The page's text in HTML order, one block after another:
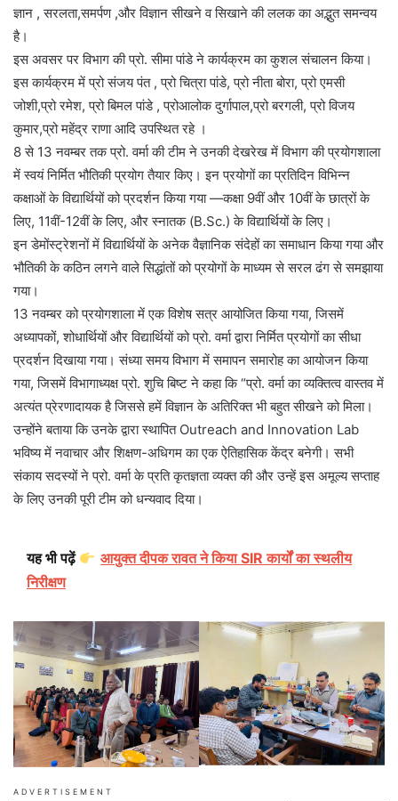
ज्ञान , सरलता,समर्पण ,और विज्ञान सीखने व सिखाने की ललक का अद्भुत समन्वय
है।
इस अवसर पर विभाग की प्रो. सीमा पांडे ने कार्यक्रम का कुशल संचालन किया।
इस कार्यक्रम में प्रो संजय पंत , प्रो चित्रा पांडे, प्रो नीता बोरा, प्रो एमसी
जोशी,प्रो रमेश, प्रो बिमल पांडे , प्रोआलोक दुर्गापाल,प्रो बरगली, प्रो विजय
कुमार,प्रो महेंद्र राणा आदि उपस्थित रहे ।
8 से 13 नवम्बर तक प्रो. वर्मा की टीम ने उनकी देखरेख में विभाग की प्रयोगशाला
में स्वयं निर्मित भौतिकी प्रयोग तैयार किए। इन प्रयोगों का प्रतिदिन विभिन्न
कक्षाओं के विद्यार्थियों को प्रदर्शन किया गया —कक्षा 9वीं और 10वीं के छात्रों के
लिए, 11वीं-12वीं के लिए, और स्नातक (B.Sc.) के विद्यार्थियों के लिए।
इन डेमोंस्ट्रेशनों में विद्यार्थियों के अनेक वैज्ञानिक संदेहों का समाधान किया गया और
भौतिकी के कठिन लगने वाले सिद्धांतों को प्रयोगों के माध्यम से सरल ढंग से समझाया
गया।
13 नवम्बर को प्रयोगशाला में एक विशेष सत्र आयोजित किया गया, जिसमें
अध्यापकों, शोधार्थियों और विद्यार्थियों को प्रो. वर्मा द्वारा निर्मित प्रयोगों का सीधा
प्रदर्शन दिखाया गया। संध्या समय विभाग में समापन समारोह का आयोजन किया
गया, जिसमें विभागाध्यक्ष प्रो. शुचि बिष्ट ने कहा कि “प्रो. वर्मा का व्यक्तित्व वास्तव में
अत्यंत प्रेरणादायक है जिससे हमें विज्ञान के अतिरिक्त भी बहुत सीखने को मिला।
उन्होंने बताया कि उनके द्वारा स्थापित Outreach and Innovation Lab
भविष्य में नवाचार और शिक्षण-अधिगम का एक ऐतिहासिक केंद्र बनेगी। सभी
संकाय सदस्यों ने प्रो. वर्मा के प्रति कृतज्ञता व्यक्त की और उन्हें इस अमूल्य सप्ताह
के लिए उनकी पूरी टीम को धन्यवाद दिया।
यह भी पढ़ें
आयुक्त दीपक रावत ने किया SIR कार्यों का स्थलीय
निरीक्षण
ADVERTISEMENT